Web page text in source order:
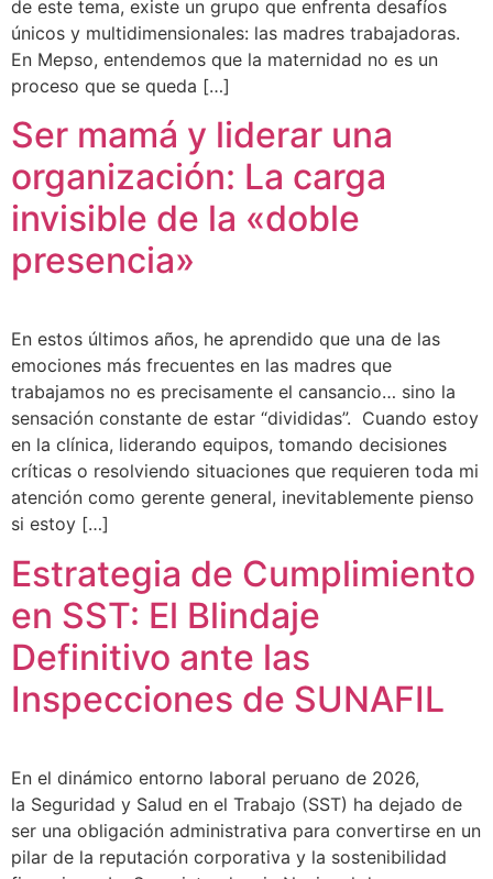
de este tema, existe un grupo que enfrenta desafíos
únicos y multidimensionales: las madres trabajadoras.
En Mepso, entendemos que la maternidad no es un
proceso que se queda […]
Ser mamá y liderar una
organización: La carga
invisible de la «doble
presencia»
En estos últimos años, he aprendido que una de las
emociones más frecuentes en las madres que
trabajamos no es precisamente el cansancio… sino la
sensación constante de estar “divididas”. Cuando estoy
en la clínica, liderando equipos, tomando decisiones
críticas o resolviendo situaciones que requieren toda mi
atención como gerente general, inevitablemente pienso
si estoy […]
Estrategia de Cumplimiento
en SST: El Blindaje
Definitivo ante las
Inspecciones de SUNAFIL
En el dinámico entorno laboral peruano de 2026,
la Seguridad y Salud en el Trabajo (SST) ha dejado de
ser una obligación administrativa para convertirse en un
pilar de la reputación corporativa y la sostenibilidad